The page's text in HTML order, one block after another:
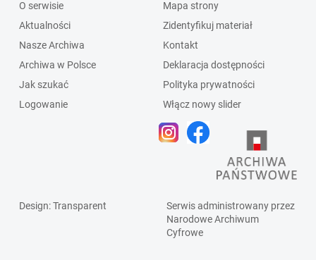
O serwisie
Aktualności
Nasze Archiwa
Archiwa w Polsce
Jak szukać
Logowanie
Mapa strony
Zidentyfikuj materiał
Kontakt
Deklaracja dostępności
Polityka prywatności
Włącz nowy slider
Design: Transparent
Serwis administrowany przez
Narodowe Archiwum
Cyfrowe